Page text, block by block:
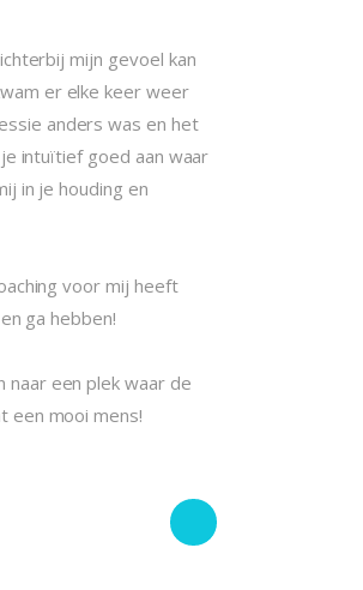
mijn gevoel kan
er elke keer weer
anders was en het
intuïtief goed aan waar
in je houding en
voor mij heeft
ga hebben!
een plek waar de
een mooi mens!